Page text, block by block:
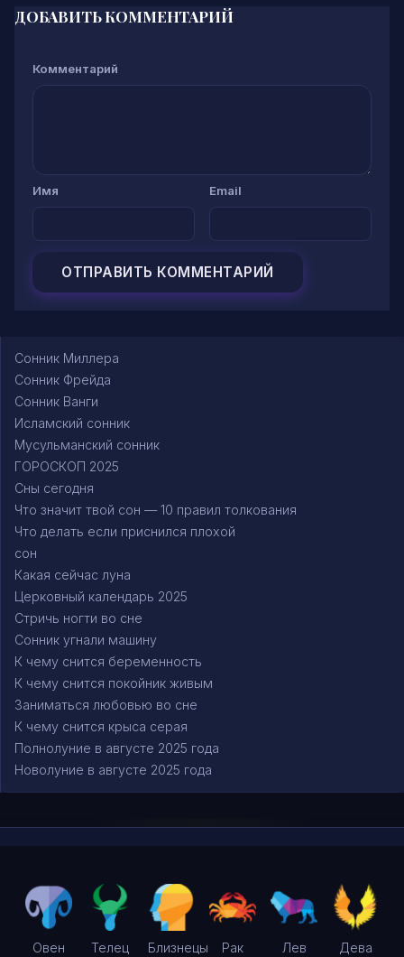
ДОБАВИТЬ КОММЕНТАРИЙ
Комментарий
Имя Email
Сонник Миллера
Сонник Фрейда
Сонник Ванги
Исламский сонник
Мусульманский сонник
ГОРОСКОП 2025
Сны сегодня
Что значит твой сон — 10 правил толкования
Что делать если приснился плохой
сон
Какая сейчас луна
Церковный календарь 2025
Стричь ногти во сне
Сонник угнали машину
К чему снится беременность
К чему снится покойник живым
Заниматься любовью во сне
К чему снится крыса серая
Полнолуние в августе 2025 года
Новолуние в августе 2025 года
Овен Телец Близнецы Рак Лев Дева